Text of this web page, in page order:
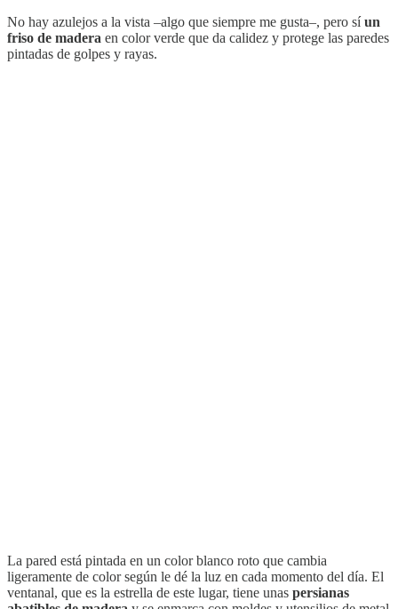
No hay azulejos a la vista –algo que siempre me gusta–, pero síun
friso de madera en color verde que da calidez y protege las paredes
pintadas de golpes y rayas.
La pared está pintada en un color blanco roto que cambia
ligeramente de color según le dé la luz en cada momento del día. El
ventanal, que es la estrella de este lugar, tiene unas persianas